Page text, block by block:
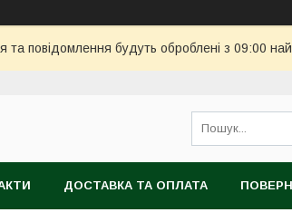
та повідомлення будуть оброблені з 09:00
ДОСТАВКА ТА ОПЛАТА